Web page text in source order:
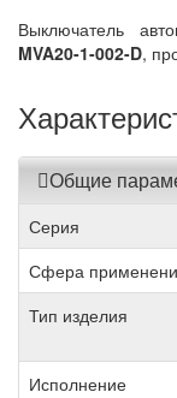
Выключатель
MVA20-1-002-D,
Общие
Серия
Сфера
Тип изделия
Исполнение